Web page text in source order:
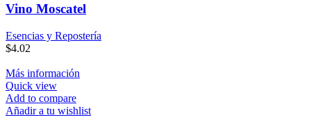
Vino Moscatel
Esencias y Repostería
$4.02
Más información
Quick view
Add to compare
Añadir a tu wishlist